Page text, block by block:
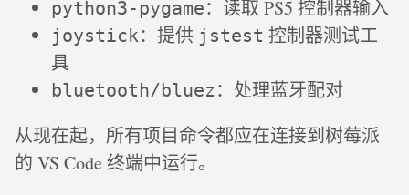
python3-pygame：读取 PS5 控制器输入
joystick：提供 jstest 控制器测试工
具
bluetooth/bluez：处理蓝牙配对
从现在起，所有项目命令都应在连接到树莓派
的 VS Code 终端中运行。